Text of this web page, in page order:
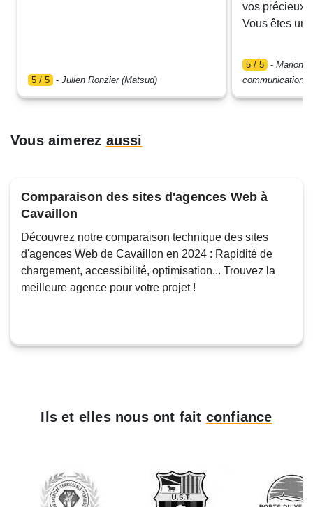
5 / 5 - Julien Ronzier (Matsud)
vos précieux
Vous êtes
5 / 5 -Marion
communication
Vous aimerez aussi
Comparaison des sites d'agences Web à
Cavaillon
Découvrez notre comparaison technique des sites
d'agences Web de Cavaillon en 2024 : Rapidité de
chargement, accessibilité, optimisation... Trouvez la
meilleure agence pour votre projet !
Ils et elles nous ont fait confiance